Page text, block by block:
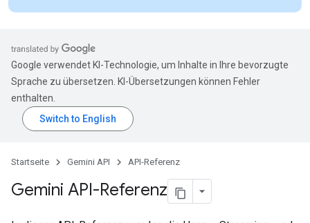
Google verwendet KI-Technologie, um Inhalte in Ihre bevorzugte
Sprache zu übersetzen. KI-Übersetzungen können Fehler
enthalten.
Startseite Gemini API API-Referenz
Gemini API-Referenz